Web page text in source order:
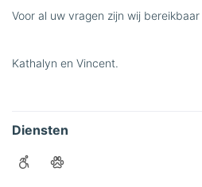
Voor al uw vragen zijn wij
Kathalyn en Vincent.
Diensten